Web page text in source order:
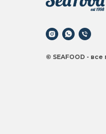
© SEAFOOD -